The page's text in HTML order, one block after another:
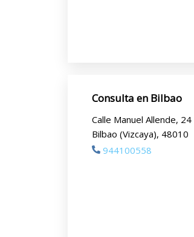
Consulta en Bilbao
Calle Manuel Allende, 24
Bilbao (Vizcaya), 48010
944100558